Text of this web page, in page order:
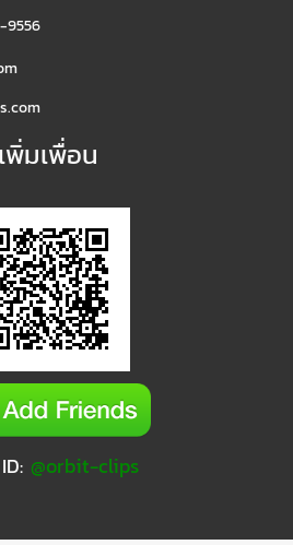
9556
เพิ่มเพื่อน
@orbit-clips